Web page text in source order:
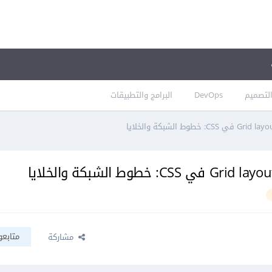
التصميم DevOps البرامج والتطبيقات
مشاركة